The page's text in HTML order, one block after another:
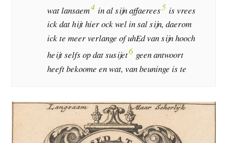
wat lansaem4 in al sijn affaerees5 is vrees
ick dat hijt hier ock wel in sal sijn, daerom
ick te meer verlange of uhEd van sijn hooch
heijt selfs op dat susijet6 geen antwoort
heeft bekoome en wat, van beuninge is te